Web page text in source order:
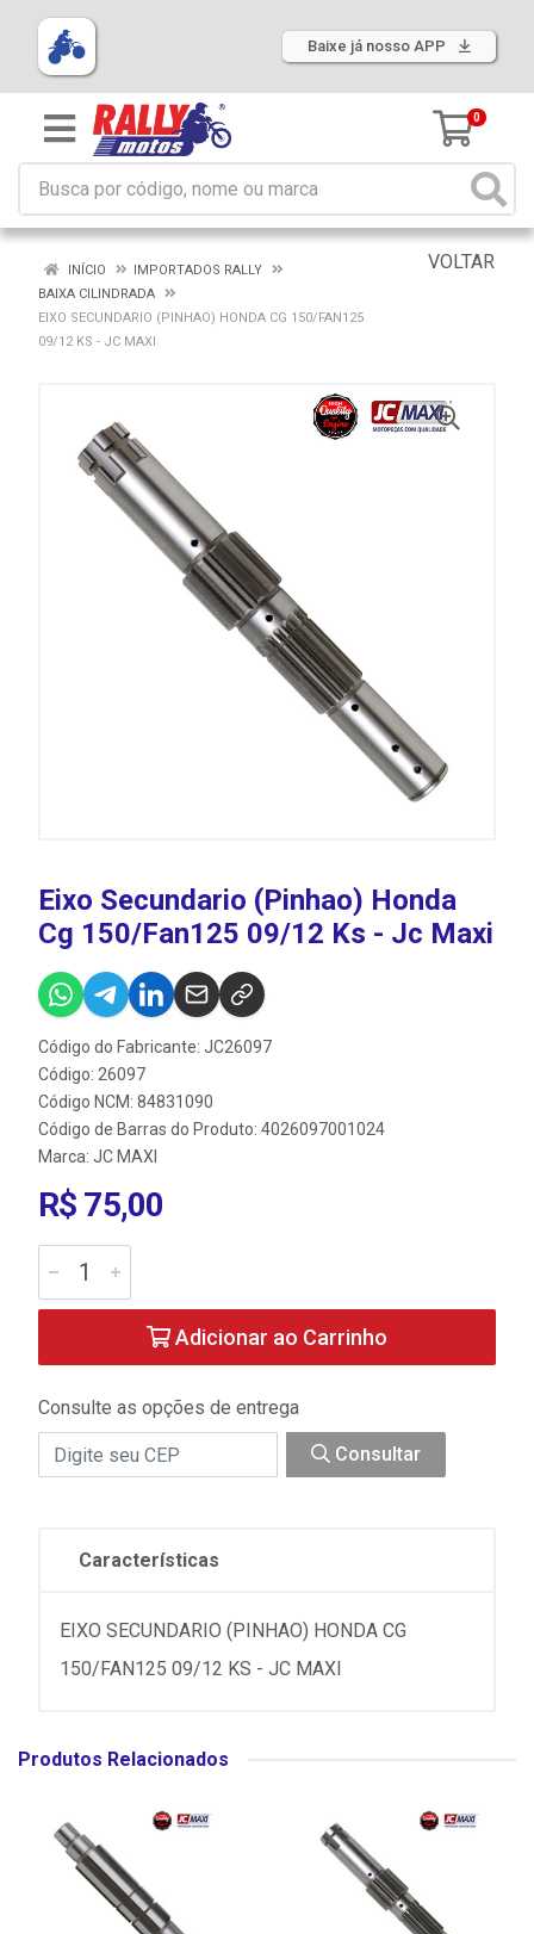
Baixe já nosso APP
0
VOLTAR
INÍCIO
IMPORTADOS RALLY
BAIXA CILINDRADA
EIXO SECUNDARIO (PINHAO) HONDA CG 150/FAN125
09/12 KS - JC MAXI
Eixo Secundario (Pinhao) Honda
Cg 150/Fan125 09/12 Ks - Jc Maxi
Código do Fabricante: JC26097
Código: 26097
Código NCM: 84831090
Código de Barras do Produto: 4026097001024
Marca: JC MAXI
R$ 75,00
Adicionar ao Carrinho
Consulte as opções de entrega
Consultar
Características
EIXO SECUNDARIO (PINHAO) HONDA CG
150/FAN125 09/12 KS - JC MAXI
Produtos Relacionados